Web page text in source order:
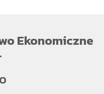
Ekonomiczne